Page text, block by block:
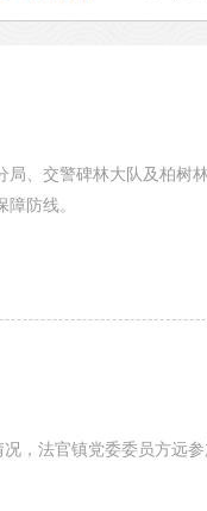
、交警碑林大队及柏树
防线。
，法官镇党委委员方远参